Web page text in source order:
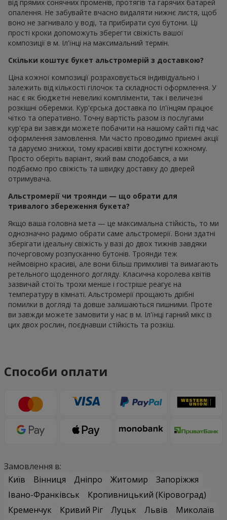
від прямих сонячних променів, протягів та гарячих батарей
опалення. Не забувайте вчасно видаляти нижнє листя, щоб
воно не загнивало у воді, та прибирати сухі бутони. Ці
прості кроки допоможуть зберегти свіжість вашої
композиції в м. Іл'їнці на максимальний термін.
Скільки коштує букет альстромерій з доставкою?
Ціна кожної композиції розраховується індивідуально і
залежить від кількості гілочок та складності оформлення. У
нас є як бюджетні невеликі компліменти, так і величезні
розкішні оберемки. Кур'єрська доставка по Іл'їнцям працює
чітко та оперативно. Точну вартість разом із послугами
кур'єра ви завжди можете побачити на нашому сайті під час
оформлення замовлення. Ми часто проводимо приємні акції
та даруємо знижки, тому красиві квіти доступні кожному.
Просто оберіть варіант, який вам сподобався, а ми
подбаємо про свіжість та швидку доставку до дверей
отримувача.
Альстромерії чи троянди — що обрати для
тривалого збереження букета?
Якщо ваша головна мета — це максимальна стійкість, то ми
однозначно радимо обрати саме альстромерії. Вони здатні
зберігати ідеальну свіжість у вазі до двох тижнів завдяки
почерговому розпусканню бутонів. Троянди теж
неймовірно красиві, але вони більш примхливі та вимагають
ретельного щоденного догляду. Класична королева квітів
зазвичай стоїть трохи менше і гостріше реагує на
температуру в кімнаті. Альстромерії прощають дрібні
помилки в догляді та довше залишаються пишними. Проте
ви завжди можете замовити у нас в м. Іл'їнці гарний мікс із
цих двох рослин, поєднавши стійкість та розкіш.
Способи оплати
Замовлення в:
Київ
Вінниця Дніпро Житомир
Запоріжжя
Івано-Франківськ
Кропивницький (Кіровоград)
Кременчук
Кривий Ріг Луцьк Львів
Миколаїв